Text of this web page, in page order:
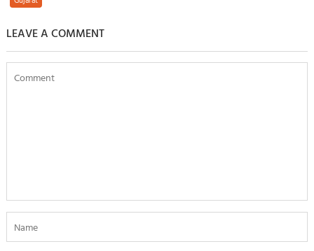
LEAVE A COMMENT